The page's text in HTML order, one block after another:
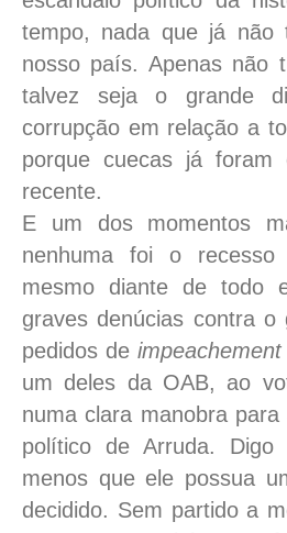
tempo, nada que já não
nosso país. Apenas não
talvez seja o grande
corrupção em relação a
porque cuecas já
recente.
E um dos momentos
nenhuma foi o recesso
mesmo diante de todo
graves denúcias contra o
pedidos de impeachement
um deles da OAB, ao
numa clara manobra
político de Arruda.
menos que ele possua
decidido. Sem partido a